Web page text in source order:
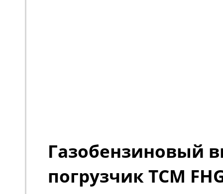
Газобензиновый
погрузчик TCM